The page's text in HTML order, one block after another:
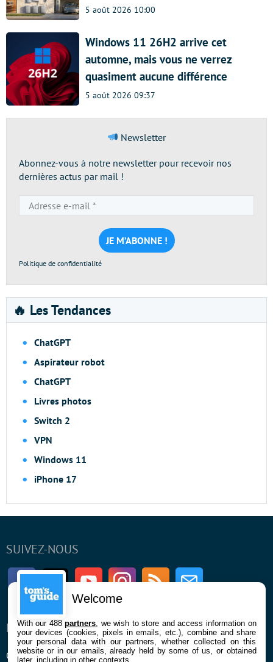
5 août 2026 10:00
Windows 11 26H2 arrive cet
automne, mais vous ne verrez
quasiment aucune différence
5 août 2026 09:37
Newsletter
Abonnez-vous à notre newsletter pour recevoir nos
dernières actus par mail !
e-
mail
*
Politique de confidentialité
🔥 Les Tendances
ChatGPT
Aspirateur robot
ChatGPT
Livres photos
Switch 2
VPN
Windows 11
iPhone 17
SUIVEZ-NOUS
FacebookTwitter Youtube InstagramRSS Newsletter
ENTREPRISE
Qui sommes nous
À PROPOS
La rédaction
Welcome
With our 488partners , we wish to store and access information on
your devices (cookies, pixels in emails, etc.), combine and share
your personal data with our partners, whether collected on this
website or in our emails, already held by some of us, or obtained
later, including in other contexts.